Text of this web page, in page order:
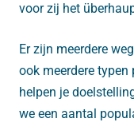
voor zij het
Er zijn meerdere
ook meerdere typen
helpen je
we een aantal